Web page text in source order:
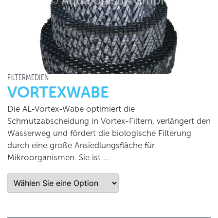
FILTERMEDIEN
VORTEXWABE
Die AL-Vortex-Wabe optimiert die
Schmutzabscheidung in Vortex-Filtern, verlängert den
Wasserweg und fördert die biologische Filterung
durch eine große Ansiedlungsfläche für
Mikroorganismen. Sie ist …